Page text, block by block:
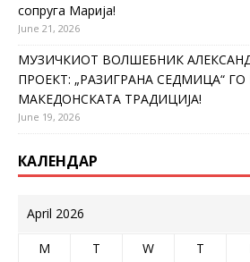
сопруга Марија!
June 21, 2026
МУЗИЧКИОТ ВОЛШЕБНИК
ПРОЕКТ: „РАЗИГРАНА СЕДМИЦА“
МАКЕДОНСКАТА ТРАДИЦИЈА!
June 19, 2026
КАЛЕНДАР
April 2026
M T W T